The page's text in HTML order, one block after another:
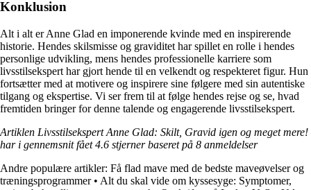
Konklusion
Alt i alt er Anne Glad en imponerende kvinde med en inspirerende
historie. Hendes skilsmisse og graviditet har spillet en rolle i hendes
personlige udvikling, mens hendes professionelle karriere som
livsstilsekspert har gjort hende til en velkendt og respekteret figur. Hun
fortsætter med at motivere og inspirere sine følgere med sin autentiske
tilgang og ekspertise. Vi ser frem til at følge hendes rejse og se, hvad
fremtiden bringer for denne talende og engagerende livsstilsekspert.
Artiklen Livsstilsekspert Anne Glad: Skilt, Gravid igen og meget mere!
har i gennemsnit fået4.6 stjerner baseret på 8 anmeldelser
Andre populære artikler: Få flad mave med de bedste maveøvelser og
træningsprogrammer• Alt du skal vide om kyssesyge: Symptomer,